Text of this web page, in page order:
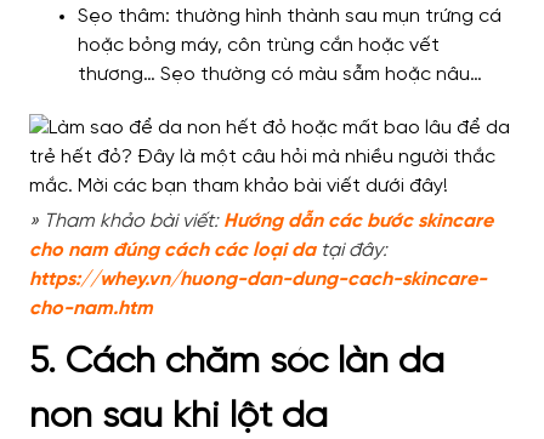
Sẹo thâm: thường hình thành sau mụn trứng cá
hoặc bỏng máy, côn trùng cắn hoặc vết
thương… Sẹo thường có màu sẫm hoặc nâu…
» Tham khảo bài viết: Hướng dẫn các bước skincare
cho nam đúng cách các loại da tại đây:
https://whey.vn/huong-dan-dung-cach-skincare-
cho-nam.htm
5. Cách chăm sóc làn da
non sau khi lột da